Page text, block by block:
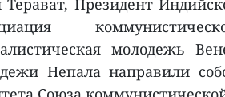
Терават, Президент
молодежь
Непала направили